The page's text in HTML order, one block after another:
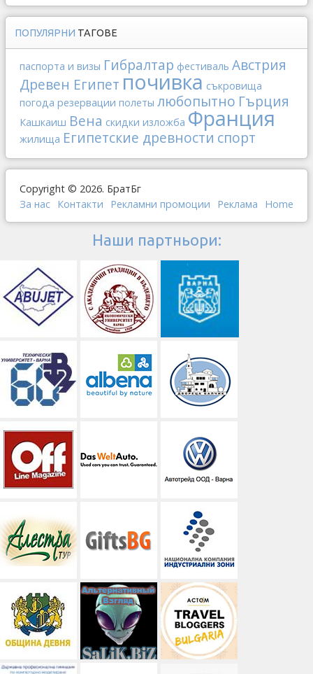
ПОПУЛЯРНИ ТАГОВЕ
паспорта и визы Гибралтар фестиваль Австрия
Древен Египет почивка съкровища
погода резервации полеты любопытно Гърция
Кашкаиш Вена скидки изложба Франция
жилища Египетские древности спорт
Copyright © 2026. БратБг
За нас Контакти Рекламни промоции Реклама Home
Наши партньори: